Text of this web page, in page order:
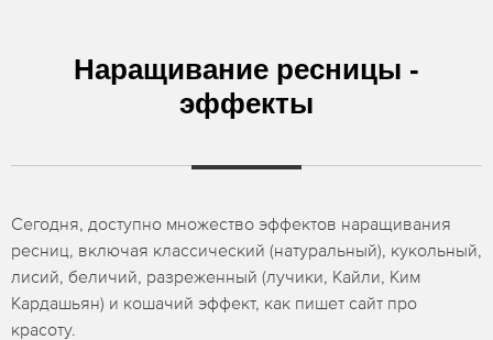
Наращивание ресницы -
эффекты
Сегодня, доступно множество эффектов наращивания
ресниц, включая классический (натуральный), кукольный,
лисий, беличий, разреженный (лучики, Кайли, Ким
Кардашьян) и кошачий эффект, как пишет сайт про
красоту.